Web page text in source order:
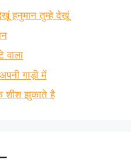
हनुमान तुम्हे देखूं
वाला
गाड़ी में
शीश झुकाते है